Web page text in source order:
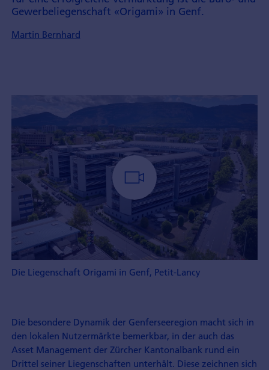
Gewerbe­liegenschaft «Origami» in Genf.
Martin Bernhard
Die Liegenschaft Origami in Genf, Petit-Lancy
Die besondere Dynamik der Genfersee­region macht sich in
den lokalen Nutzer­märkte bemerkbar, in der auch das
Asset Management der Zürcher Kantonalbank rund ein
Drittel seiner Liegenschaften unterhält. Diese zeichnen sich